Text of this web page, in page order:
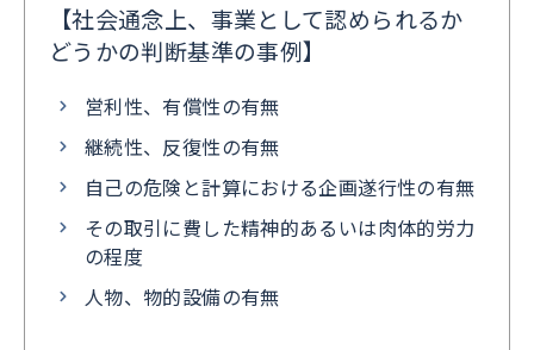
【社会通念上、事業として認められるか
どうかの判断基準の事例】
営利性、有償性の有無
継続性、反復性の有無
自己の危険と計算における企画遂行性の有無
その取引に費した精神的あるいは肉体的労力
の程度
人物、物的設備の有無